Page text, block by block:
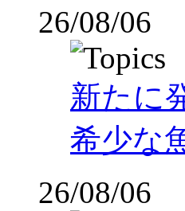
26/08/06
新たに
希少な
26/08/06